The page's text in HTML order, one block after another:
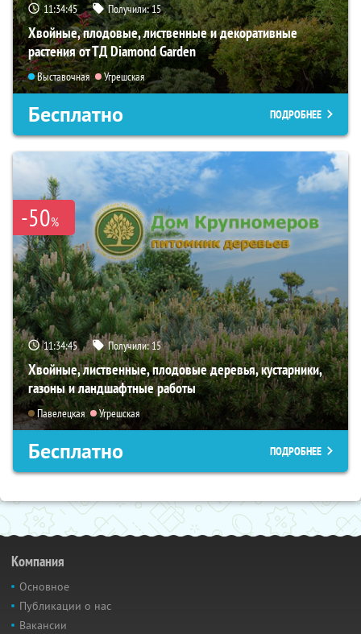
11:34:45 Получили:15
Хвойные, плодовые, лиственные и декоративные
растения от ТД Diamond Garden
Выставочная Угрешская
Бесплатно ПОДРОБНЕЕ
-50%
11:34:45 Получили:15
Хвойные, лиственные, плодовые деревья, кустарники,
газоны и ландшафтные работы
Павелецкая Угрешская
Бесплатно ПОДРОБНЕЕ
Компания
Основное
Публикации о нас
Вакансии